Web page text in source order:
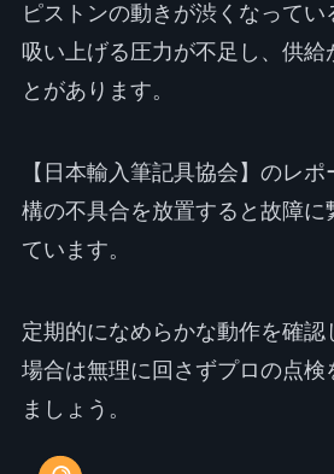
ピストンの動きが渋くなってい
吸い上げる圧力が不足し、供給
とがあります。
【日本輸入筆記具協会】のレ
構の不具合を放置すると故障に
ています。
定期的になめらかな動作を確認
場合は無理に回さずプロの点検
ましょう。